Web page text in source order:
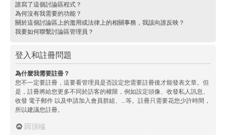
誰寫了這個討論區程式？
為何沒有我需要的功能？
關於這個討論區上的濫用或法律上的相關事務，我該向誰反映？
我要如何聯繫討論區管理員？
登入和註冊問題
為什麼我需要註冊？
您不一定要註冊，這要看管理員是否設定您需要註冊後才能發表文章。但
是，註冊將給您更多不同於訪客的權限，例如設定頭像、收發私人訊息、
收發 電子郵件 以及申請加入會員群組、...等。註冊只需要花您少許時間，
所以建議您註冊。
回頂端